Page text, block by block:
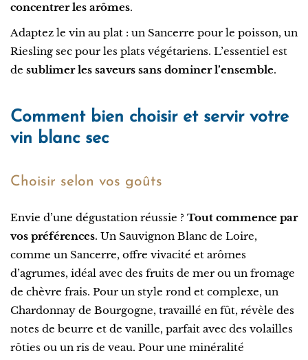
concentrer les arômes.
Adaptez le vin au plat : un Sancerre pour le poisson, un
Riesling sec pour les plats végétariens. L’essentiel est
de sublimer les saveurs sans dominer l’ensemble.
Comment bien choisir et servir votre
vin blanc sec
Choisir selon vos goûts
Envie d’une dégustation réussie ? Tout commence par
vos préférences. Un Sauvignon Blanc de Loire,
comme un Sancerre, offre vivacité et arômes
d’agrumes, idéal avec des fruits de mer ou un fromage
de chèvre frais. Pour un style rond et complexe, un
Chardonnay de Bourgogne, travaillé en fût, révèle des
notes de beurre et de vanille, parfait avec des volailles
rôties ou un ris de veau. Pour une minéralité